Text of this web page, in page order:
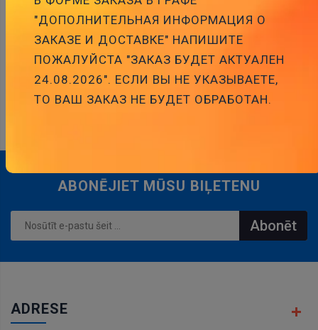
SAISTĪTIE PRODUKTI
ABONĒJIET MŪSU BIĻETENU
Abonēt
ADRESE
"ДОПОЛНИТЕЛЬНАЯ ИНФОРМАЦИЯ О
ЗАКАЗЕ И ДОСТАВКЕ" НАПИШИТЕ
ПОЖАЛУЙСТА "ЗАКАЗ БУДЕТ АКТУАЛЕН
24.08.2026". ЕСЛИ ВЫ НЕ УКАЗЫВАЕТЕ,
ТО ВАШ ЗАКАЗ НЕ БУДЕТ ОБРАБОТАН.